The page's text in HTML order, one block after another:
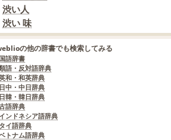
渋い人
渋い 味
の他の辞書でも検索してみる
語辞書
語・反対語辞典
和・和英辞典
中・中日辞典
韓・韓日辞典
語辞典
ンドネシア語辞典
イ語辞典
トナム語辞典